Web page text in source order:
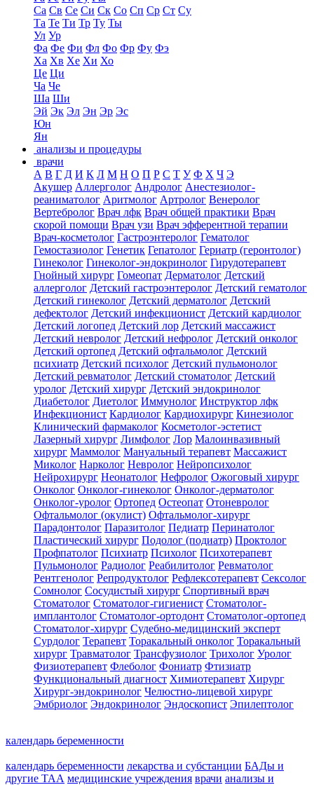
Са Св Се Си Ск Со Сп Ср Ст Су
Та Те Ти Тр Ту Ты
Ул Ур
Фа Фе Фи Фл Фо Фр Фу Фэ
Ха Хв Хе Хи Хо
Це Ци
Ча Че
Ша Ши
Эй Эк Эл Эн Эр Эс
Юн
Ян
анализы и процедуры
врачи
А В Г Д И К Л М Н О П Р С Т У Ф Х Ч Э
Акушер Аллерголог Андролог Анестезиолог-
реаниматолог Аритмолог Артролог Венеролог
Вертебролог Врач лфк Врач общей практики Врач
скорой помощи Врач узи Врач эфферентной терапии
Врач-косметолог Гастроэнтеролог Гематолог
Гемостазиолог Генетик Гепатолог Гериатр (геронтолог)
Гинеколог Гинеколог-эндокринолог Гирудотерапевт
Гнойный хирург Гомеопат Дерматолог Детский
аллерголог Детский гастроэнтеролог Детский гематолог
Детский гинеколог Детский дерматолог Детский
дефектолог Детский инфекционист Детский кардиолог
Детский логопед Детский лор Детский массажист
Детский невролог Детский нефролог Детский онколог
Детский ортопед Детский офтальмолог Детский
психиатр Детский психолог Детский пульмонолог
Детский ревматолог Детский стоматолог Детский
уролог Детский хирург Детский эндокринолог
Диабетолог Диетолог Иммунолог Инструктор лфк
Инфекционист Кардиолог Кардиохирург Кинезиолог
Клинический фармаколог Косметолог-эстетист
Лазерный хирург Лимфолог Лор Малоинвазивный
хирург Маммолог Мануальный терапевт Массажист
Миколог Нарколог Невролог Нейропсихолог
Нейрохирург Неонатолог Нефролог Ожоговый хирург
Онколог Онколог-гинеколог Онколог-дерматолог
Онколог-уролог Ортопед Остеопат Отоневролог
Офтальмолог (окулист) Офтальмолог-хирург
Парадонтолог Паразитолог Педиатр Перинатолог
Пластический хирург Подолог (подиатр) Проктолог
Профпатолог Психиатр Психолог Психотерапевт
Пульмонолог Радиолог Реабилитолог Ревматолог
Рентгенолог Репродуктолог Рефлексотерапевт Сексолог
Сомнолог Сосудистый хирург Спортивный врач
Стоматолог Стоматолог-гигиенист Стоматолог-
имплантолог Стоматолог-ортодонт Стоматолог-ортопед
Стоматолог-хирург Судебно-медицинский эксперт
Сурдолог Терапевт Торакальный онколог Торакальный
хирург Травматолог Трансфузиолог Трихолог Уролог
Физиотерапевт Флеболог Фониатр Фтизиатр
Функциональный диагност Химиотерапевт Хирург
Хирург-эндокринолог Челюстно-лицевой хирург
Эмбриолог Эндокринолог Эндоскопист Эпилептолог
календарь беременности
календарь беременности лекарства и субстанции БАДы и
другие ТАА медицинские учреждения врачи анализы и